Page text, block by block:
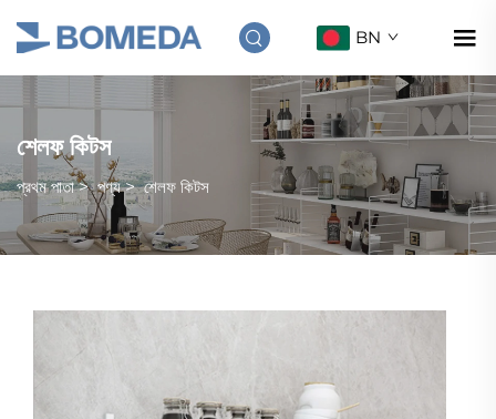
BN
শেলফ কিটস
প্রথম পাতা>পণ্য>শেলফ কিটস